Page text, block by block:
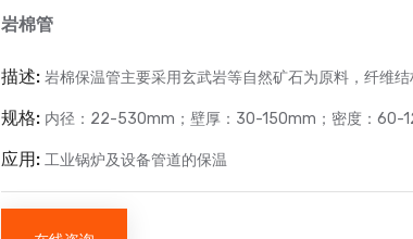
岩棉管
描述: 岩棉保温管主要采用玄武岩等自然矿石为原料，纤维
规格: 内径：22-530mm；壁厚：30-150mm；密度：60-
应用: 工业锅炉及设备管道的保温